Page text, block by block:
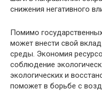
снижения негативного
Помимо
может внести свой
среды. Экономия
соблюдение
экологических и
поможет в борьбе с